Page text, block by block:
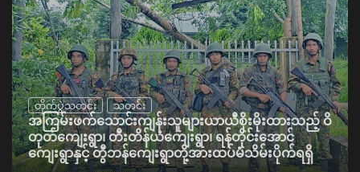
တိုက်ပွဲသတင်း သတင်း
အကြမ်းဖက်သောင်းကျန်းသူများယာယီစိုးမိုးထားသည့် ဝိ
တုတ်ကျေးရွာ၊ တီးတိန်ယံကျေးရွာ၊ ရန်တိုင်းအောင်
ကျေးရွာနှင့် တွီဘန်ကျေးရွာတို့အားထပ်မံသိမ်းပိုက်ရရှိ